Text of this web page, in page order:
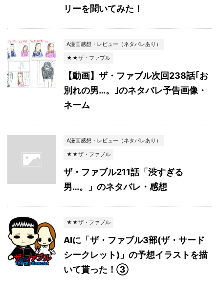
リーを聞いてみた！
A漫画感想・レビュー（ネタバレあり）
★★ザ・ファブル
【動画】ザ・ファブル次回238話｢お
別れの男…。｣のネタバレ予告画像・
ネーム
A漫画感想・レビュー（ネタバレあり）
★★ザ・ファブル
ザ・ファブル211話「渋すぎる
男…。」のネタバレ・感想
★★ザ・ファブル
AIに「ザ・ファブル3部(ザ・サード
シークレット)」の予想イラストを描
いて貰った！③